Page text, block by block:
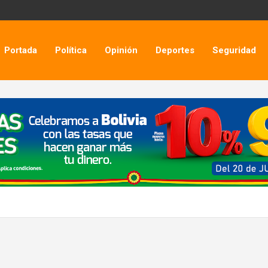
Portada Política Opinión Deportes Seguridad